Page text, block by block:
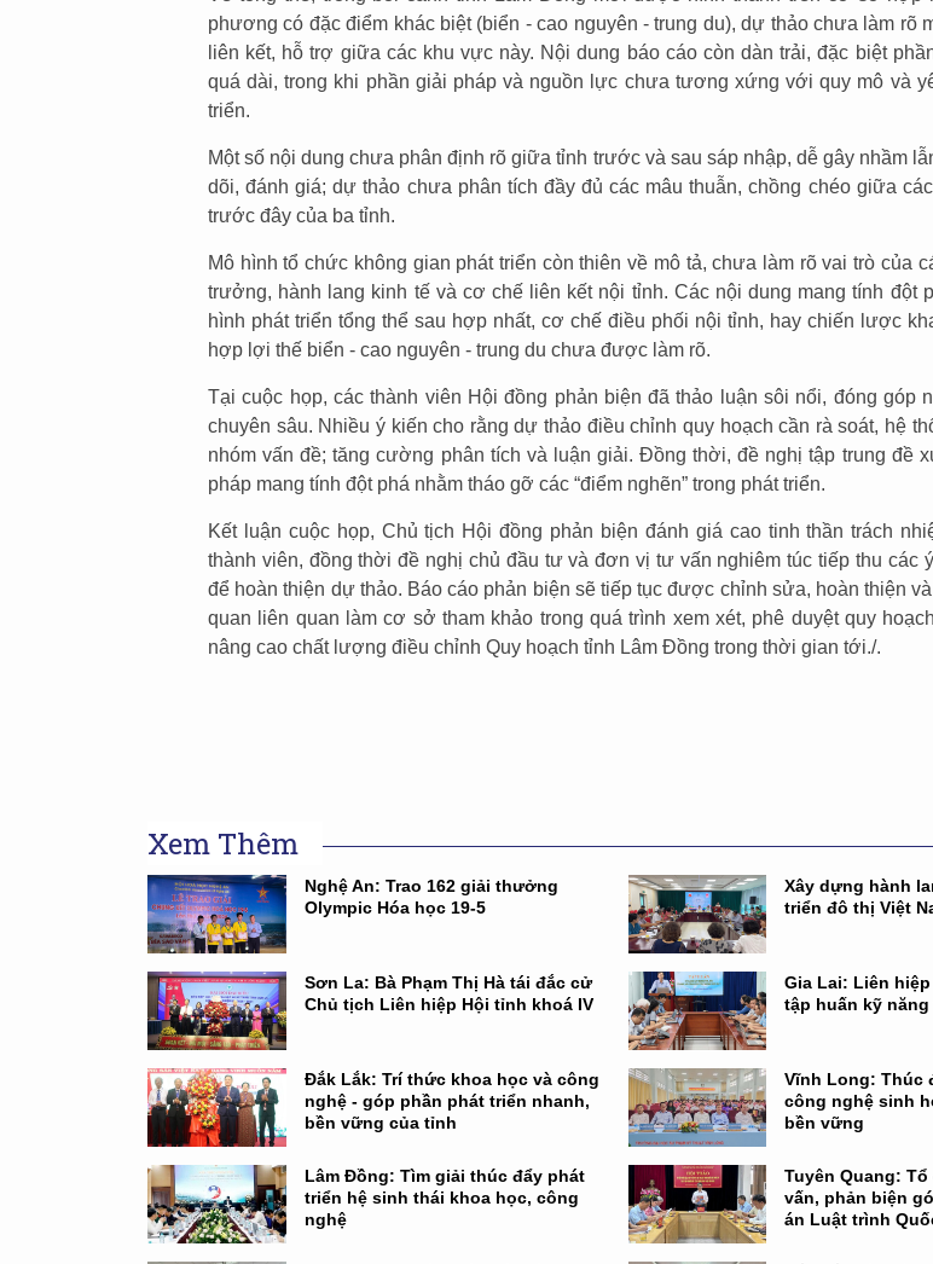
phương có đặc điểm khác biệt (biển - cao nguyên - trung du), dự thảo chưa làm rõ
liên kết, hỗ trợ giữa các khu vực này. Nội dung báo cáo còn dàn trải, đặc biệt
quá dài, trong khi phần giải pháp và nguồn lực chưa tương xứng với quy mô và
triển.
Một số nội dung chưa phân định rõ giữa tỉnh trước và sau sáp nhập, dễ gây nhầm
dõi, đánh giá; dự thảo chưa phân tích đầy đủ các mâu thuẫn, chồng chéo giữa
trước đây của ba tỉnh.
Mô hình tổ chức không gian phát triển còn thiên về mô tả, chưa làm rõ vai trò của
trưởng, hành lang kinh tế và cơ chế liên kết nội tỉnh. Các nội dung mang tính đột
hình phát triển tổng thể sau hợp nhất, cơ chế điều phối nội tỉnh, hay chiến lược
hợp lợi thế biển - cao nguyên - trung du chưa được làm rõ.
Tại cuộc họp, các thành viên Hội đồng phản biện đã thảo luận sôi nổi, đóng góp
chuyên sâu. Nhiều ý kiến cho rằng dự thảo điều chỉnh quy hoạch cần rà soát, hệ
nhóm vấn đề; tăng cường phân tích và luận giải. Đồng thời, đề nghị tập trung đề
pháp mang tính đột phá nhằm tháo gỡ các “điểm nghẽn” trong phát triển.
Kết luận cuộc họp, Chủ tịch Hội đồng phản biện đánh giá cao tinh thần trách
thành viên, đồng thời đề nghị chủ đầu tư và đơn vị tư vấn nghiêm túc tiếp thu các
để hoàn thiện dự thảo. Báo cáo phản biện sẽ tiếp tục được chỉnh sửa, hoàn thiện
quan liên quan làm cơ sở tham khảo trong quá trình xem xét, phê duyệt quy
nâng cao chất lượng điều chỉnh Quy hoạch tỉnh Lâm Đồng trong thời gian tới./.
Xem Thêm
Nghệ An: Trao 162 giải thưởng
Olympic Hóa học 19-5
Xây dựng hành
triển đô thị Việt
Sơn La: Bà Phạm Thị Hà tái đắc cử
Chủ tịch Liên hiệp Hội tỉnh khoá IV
Gia Lai: Liên
tập huấn kỹ
Đắk Lắk: Trí thức khoa học và công
nghệ - góp phần phát triển nhanh,
bền vững của tỉnh
Vĩnh Long: Thúc
công nghệ sinh
bền vững
Lâm Đồng: Tìm giải thúc đẩy phát
triển hệ sinh thái khoa học, công
nghệ
Tuyên Quang:
vấn, phản biện
án Luật trình